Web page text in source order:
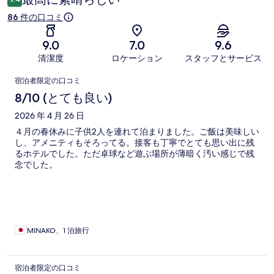
ミ
86 件の口コミ
9.0
清潔度
7.0
ロケーション
9.6
スタッフとサービス
口
コ
ミ
宿泊者限定の口コミ
8/10 (とても良い)
2026 年 4 月 26 日
４月の春休みに子供2人を連れて泊まりました。ご飯は美味しい
し、アメニティもそろってる。接客も丁寧でとても思い出に残
るホテルでした。ただ卓球など遊ぶ場所が薄暗く汚い感じで残
念でした。
MINAKO、1 泊旅行
宿泊者限定の口コミ